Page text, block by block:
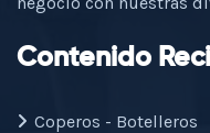
Contenido
Coperos - Botelleros